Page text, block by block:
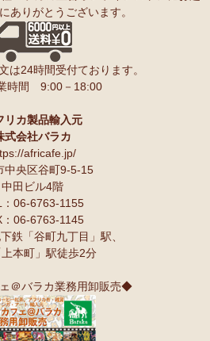
ありがとうございます。
は24時間受付ております。
時間 9:00－18:00
リカ製品輸入元
式会社バラカ
africafe.jp/
中央区谷町9-5-15
中田ビル4階
：06-6763-1155
：06-6763-1145
鉄「谷町九丁目」駅、
本町」駅徒歩2分
＠バラカ業務用卸販売◆